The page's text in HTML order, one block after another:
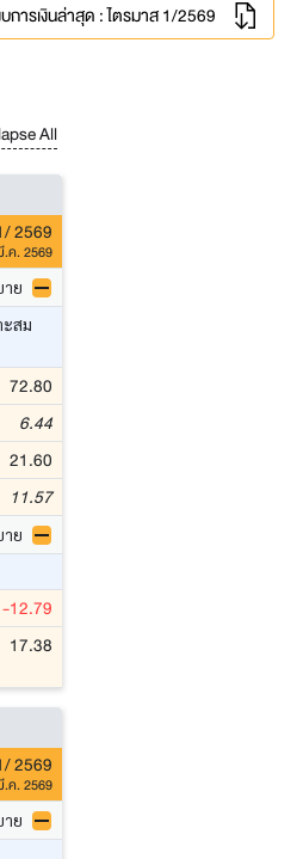
การเงินล่าสุด : ไตรมาส 1/2569
All
2569
.ค. 2569
ย
ะสม
72.80
6.44
21.60
11.57
ย
-12.79
17.38
2569
.ค. 2569
ย